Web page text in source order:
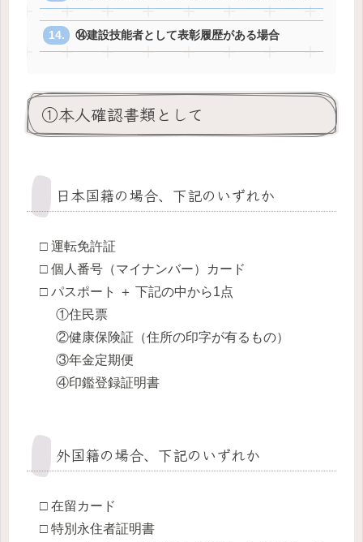
⑭建設技能者として表彰履歴がある場合
①本人確認書類として
日本国籍の場合、下記のいずれか
□ 運転免許証
□ 個人番号（マイナンバー）カード
□ パスポート ＋ 下記の中から1点
①住民票
②健康保険証（住所の印字が有るもの）
③年金定期便
④印鑑登録証明書
外国籍の場合、下記のいずれか
□ 在留カード
□ 特別永住者証明書